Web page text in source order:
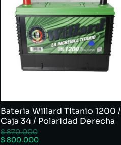
Bateria Willard Titanio 1200 /
Caja 34 / Polaridad Derecha
$870.000
$ 800.000